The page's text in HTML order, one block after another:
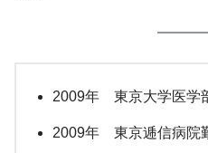
2009年 東京大学医学
2009年 東京逓信病院